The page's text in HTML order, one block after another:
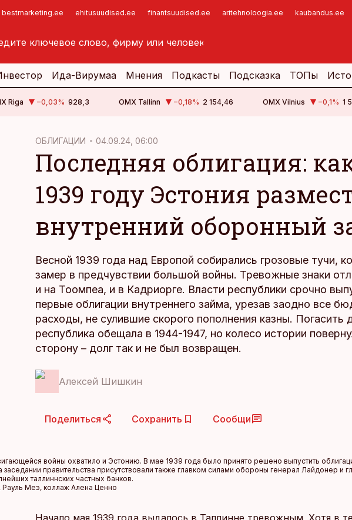
bestmarketing.ee ehitusuudised.ee finantsuudised.ee aritehnoloogia.ee kaubandus.ee
Ида-Вирумаа Мнения Подкасты Подсказка ТОПы
Riga −0,03% 928,3 OMX Tallinn −0,18% 2 154,46 OMX Vilnius −0,1% 1
ОБЛИГАЦИИ 04.09.24, 06:00
Последняя облигация:
1939 году Эстония
внутренний оборонный
Весной 1939 года над Европой собирались грозовые тучи,
замер в предчувствии большой войны. Тревожные знаки
и на Тоомпеа, и в Кадриорге. Власти республики срочно
первые облигации внутреннего займа, урезав заодно все
расходы, не сулившие скорого пополнения казны. Погасить
республика обещала в 1944-1947, но колесо истории
сторону – долг так и не был возвращен.
Алексей Шишкин
Поделиться Сохранить Сообщи
войны охватило и Эстонию. В мае 1939 года было принято решено выпустить
правительства присутствовали также главком силами обороны генерал Лайдонер и
таллиннских частных банков.
Рауль Меэ, коллаж Алена Ценно
Начало мая 1939 года выдалось в Таллинне тревожным. Хотя в